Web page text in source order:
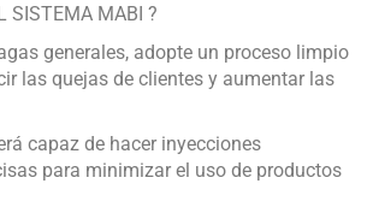
SISTEMA MABI ?
generales, adopte un proceso limpio
las quejas de clientes y aumentar las
capaz de hacer inyecciones
para minimizar el uso de productos